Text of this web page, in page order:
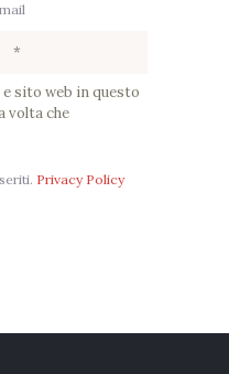
e sito web in questo
volta che
Privacy Policy